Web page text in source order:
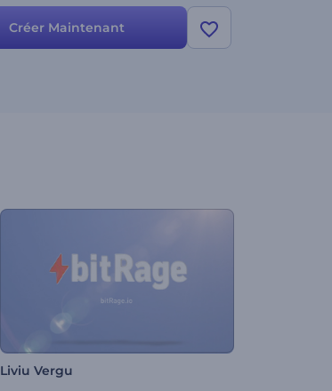
Créer Maintenant
Liviu Vergu